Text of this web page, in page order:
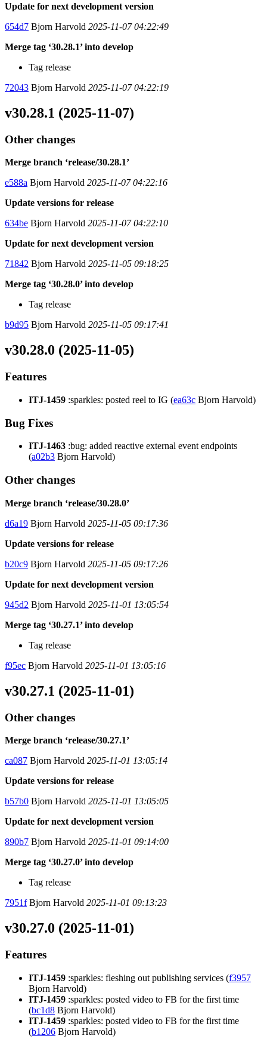
Update for next development version
654d7 Bjorn Harvold 2025-11-07 04:22:49
Merge tag ‘30.28.1’ into develop
Tag release
72043 Bjorn Harvold 2025-11-07 04:22:19
v30.28.1 (2025-11-07)
Other changes
Merge branch ‘release/30.28.1’
e588a Bjorn Harvold 2025-11-07 04:22:16
Update versions for release
634be Bjorn Harvold 2025-11-07 04:22:10
Update for next development version
71842 Bjorn Harvold 2025-11-05 09:18:25
Merge tag ‘30.28.0’ into develop
Tag release
b9d95 Bjorn Harvold 2025-11-05 09:17:41
v30.28.0 (2025-11-05)
Features
ITJ-1459 :sparkles: posted reel to IG (ea63c Bjorn Harvold)
Bug Fixes
ITJ-1463 :bug: added reactive external event endpoints
(a02b3 Bjorn Harvold)
Other changes
Merge branch ‘release/30.28.0’
d6a19 Bjorn Harvold 2025-11-05 09:17:36
Update versions for release
b20c9 Bjorn Harvold 2025-11-05 09:17:26
Update for next development version
945d2 Bjorn Harvold 2025-11-01 13:05:54
Merge tag ‘30.27.1’ into develop
Tag release
f95ec Bjorn Harvold 2025-11-01 13:05:16
v30.27.1 (2025-11-01)
Other changes
Merge branch ‘release/30.27.1’
ca087 Bjorn Harvold 2025-11-01 13:05:14
Update versions for release
b57b0 Bjorn Harvold 2025-11-01 13:05:05
Update for next development version
890b7 Bjorn Harvold 2025-11-01 09:14:00
Merge tag ‘30.27.0’ into develop
Tag release
7951fBjorn Harvold 2025-11-01 09:13:23
v30.27.0 (2025-11-01)
Features
ITJ-1459 :sparkles: fleshing out publishing services (f3957
Bjorn Harvold)
ITJ-1459 :sparkles: posted video to FB for the first time
(bc1d8 Bjorn Harvold)
ITJ-1459 :sparkles: posted video to FB for the first time
(b1206 Bjorn Harvold)